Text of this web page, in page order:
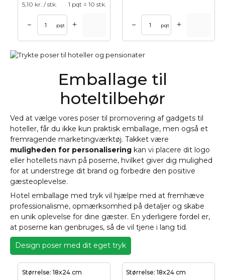
5,10 kr. / stk. 1 pqt = 10 stk.
– pqt + – pqt +
Emballage til
hoteltilbehør
Ved at vælge vores poser til promovering af gadgets til
hoteller, får du ikke kun praktisk emballage, men også et
fremragende marketingværktøj. Takket være
muligheden for personalisering kan vi placere dit logo
eller hotellets navn på poserne, hvilket giver dig mulighed
for at understrege dit brand og forbedre den positive
gæsteoplevelse.
Hotel emballage med tryk vil hjælpe med at fremhæve
professionalisme, opmærksomhed på detaljer og skabe
en unik oplevelse for dine gæster. En yderligere fordel er,
at poserne kan genbruges, så de vil tjene i lang tid.
Design poser med dit eget tryk
Størrelse: 18x24 cm
Størrelse: 18x24 cm